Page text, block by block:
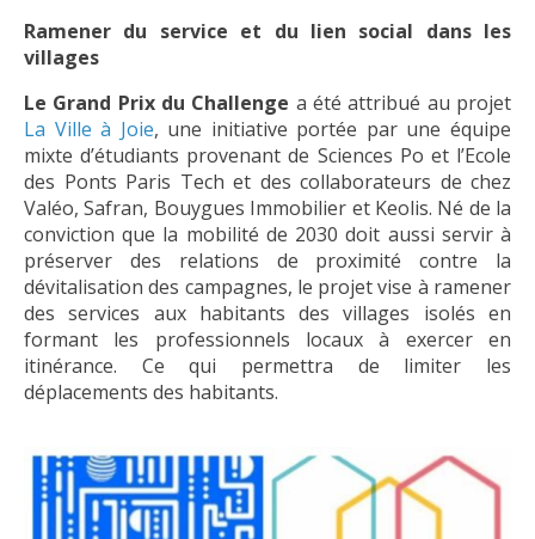
Ramener du service et du lien social dans les
villages
Le Grand Prix du Challenge a été attribué au projet
La Ville à Joie, une initiative portée par une équipe
mixte d’étudiants provenant de Sciences Po et l’Ecole
des Ponts Paris Tech et des collaborateurs de chez
Valéo, Safran, Bouygues Immobilier et Keolis. Né de la
conviction que la mobilité de 2030 doit aussi servir à
préserver des relations de proximité contre la
dévitalisation des campagnes, le projet vise à ramener
des services aux habitants des villages isolés en
formant les professionnels locaux à exercer en
itinérance. Ce qui permettra de limiter les
déplacements des habitants.